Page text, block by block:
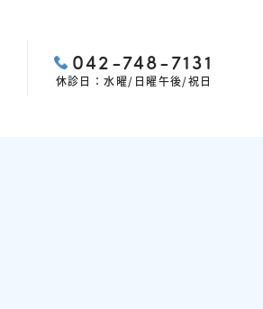
042-748-7131
休診日：水曜/日曜午後/祝日